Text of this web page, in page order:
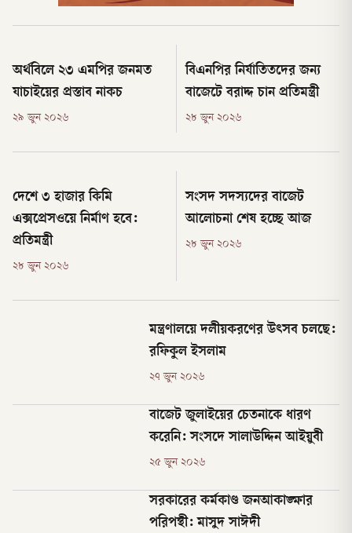
অর্থবিলে ২৩ এমপির জনমত
যাচাইয়ের প্রস্তাব নাকচ
২৯ জুন ২০২৬
বিএনপির নির্যাতিতদের জন্য
বাজেটে বরাদ্দ চান প্রতিমন্ত্রী
২৮ জুন ২০২৬
দেশে ৩ হাজার কিমি
এক্সপ্রেসওয়ে নির্মাণ হবে:
প্রতিমন্ত্রী
২৮ জুন ২০২৬
সংসদ সদস্যদের বাজেট
আলোচনা শেষ হচ্ছে আজ
২৮ জুন ২০২৬
মন্ত্রণালয়ে দলীয়করণের উৎসব চলছে:
রফিকুল ইসলাম
২৭ জুন ২০২৬
বাজেট জুলাইয়ের চেতনাকে ধারণ
করেনি: সংসদে সালাউদ্দিন আইয়ুবী
২৫ জুন ২০২৬
সরকারের কর্মকাণ্ড জনআকাঙ্ক্ষার
পরিপন্থী: মাসুদ সাঈদী